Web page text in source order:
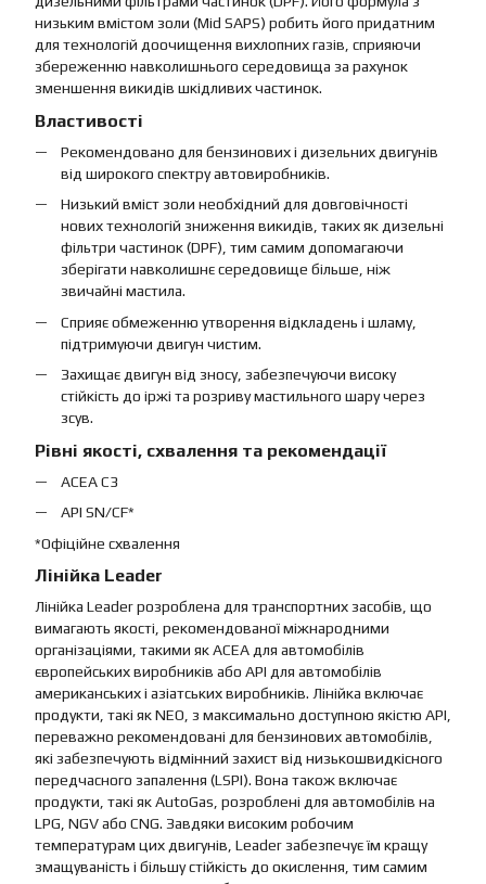
низьким вмістом золи (Mid SAPS) робить його придатним
для технологій доочищення вихлопних газів, сприяючи
збереженню навколишнього середовища за рахунок
зменшення викидів шкідливих частинок.
Властивості
Рекомендовано для бензинових і дизельних двигунів
від широкого спектру автовиробників.
Низький вміст золи необхідний для довговічності
нових технологій зниження викидів, таких як дизельні
фільтри частинок (DPF), тим самим допомагаючи
зберігати навколишнє середовище більше, ніж
звичайні мастила.
Сприяє обмеженню утворення відкладень і шламу,
підтримуючи двигун чистим.
Захищає двигун від зносу, забезпечуючи високу
стійкість до іржі та розриву мастильного шару через
зсув.
Рівні якості, схвалення та рекомендації
ACEA C3
API SN/CF*
*Офіційне схвалення
Лінійка Leader
Лінійка Leader розроблена для транспортних засобів, що
вимагають якості, рекомендованої міжнародними
організаціями, такими як ACEA для автомобілів
європейських виробників або API для автомобілів
американських і азіатських виробників. Лінійка включає
продукти, такі як NEO, з максимально доступною якістю API,
переважно рекомендовані для бензинових автомобілів,
які забезпечують відмінний захист від низькошвидкісного
передчасного запалення (LSPI). Вона також включає
продукти, такі як AutoGas, розроблені для автомобілів на
LPG, NGV або CNG. Завдяки високим робочим
температурам цих двигунів, Leader забезпечує їм кращу
змащуваність і більшу стійкість до окислення, тим самим